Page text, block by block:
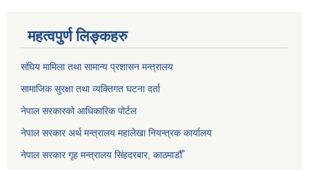
महत्वपुर्ण लिङ्कहरु
संघिय मामिला तथा सामान्य प्रशासन मन्त्रालय
सामाजिक सुरक्षा तथा व्यक्तिगत घटना दर्ता
नेपाल सरकारको आधिकारिक पोर्टल
नेपाल सरकार अर्थ मन्त्रालय महालेखा नियन्त्रक कार्यालय
नेपाल सरकार गृह मन्त्रालय सिंहदरबार, काठमाडौँ